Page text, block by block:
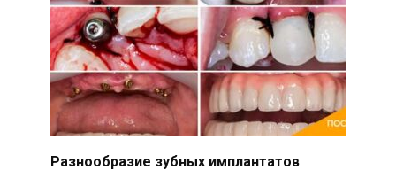
Разнообразие зубных имплантатов